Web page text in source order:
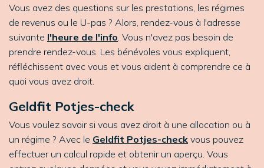
Vous avez des questions sur les prestations, les régimes
de revenus ou le U-pas ? Alors, rendez-vous à l'adresse
suivante l'heure de l'info. Vous n'avez pas besoin de
prendre rendez-vous. Les bénévoles vous expliquent,
réfléchissent avec vous et vous aident à comprendre ce à
quoi vous avez droit.
Geldfit Potjes-check
Vous voulez savoir si vous avez droit à une allocation ou à
un régime ? Avec le Geldfit Potjes-check vous pouvez
effectuer un calcul rapide et obtenir un aperçu. Vous